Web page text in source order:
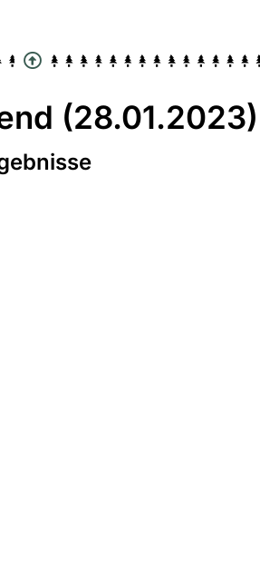
(28.01.2023)